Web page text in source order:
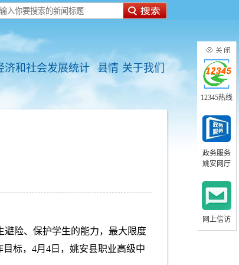
济和社会发展统计 县情 关于我们
险、保护学生的能力，最大限度
标，4月4日，姚安县职业高级中
12345热线
政务服务
姚安网厅
网上信访